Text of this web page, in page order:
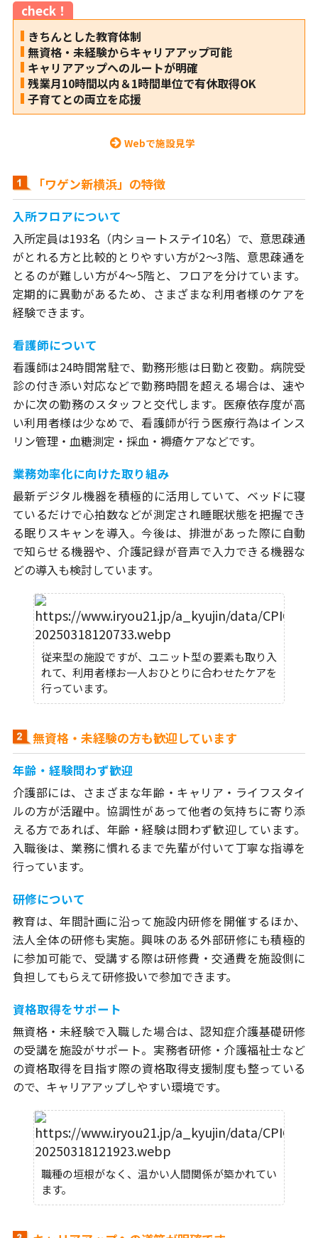
check！
きちんとした教育体制
無資格・未経験からキャリアアップ可能
キャリアアップへのルートが明確
残業月10時間以内＆1時間単位で有休取得OK
子育てとの両立を応援
Webで施設見学
「ワゲン新横浜」の特徴
入所フロアについて
入所定員は193名（内ショートステイ10名）で、意思疎通
がとれる方と比較的とりやすい方が2～3階、意思疎通を
とるのが難しい方が4～5階と、フロアを分けています。
定期的に異動があるため、さまざまな利用者様のケアを
経験できます。
看護師について
看護師は24時間常駐で、勤務形態は日勤と夜勤。病院受
診の付き添い対応などで勤務時間を超える場合は、速や
かに次の勤務のスタッフと交代します。医療依存度が高
い利用者様は少なめで、看護師が行う医療行為はインス
リン管理・血糖測定・採血・褥瘡ケアなどです。
業務効率化に向けた取り組み
最新デジタル機器を積極的に活用していて、ベッドに寝
ているだけで心拍数などが測定され睡眠状態を把握でき
る眠りスキャンを導入。今後は、排泄があった際に自動
で知らせる機器や、介護記録が音声で入力できる機器な
どの導入も検討しています。
従来型の施設ですが、ユニット型の要素も取り入
れて、利用者様お一人おひとりに合わせたケアを
行っています。
無資格・未経験の方も歓迎しています
年齢・経験問わず歓迎
介護部には、さまざまな年齢・キャリア・ライフスタイ
ルの方が活躍中。協調性があって他者の気持ちに寄り添
える方であれば、年齢・経験は問わず歓迎しています。
入職後は、業務に慣れるまで先輩が付いて丁寧な指導を
行っています。
研修について
教育は、年間計画に沿って施設内研修を開催するほか、
法人全体の研修も実施。興味のある外部研修にも積極的
に参加可能で、受講する際は研修費・交通費を施設側に
負担してもらえて研修扱いで参加できます。
資格取得をサポート
無資格・未経験で入職した場合は、認知症介護基礎研修
の受講を施設がサポート。実務者研修・介護福祉士など
の資格取得を目指す際の資格取得支援制度も整っている
ので、キャリアアップしやすい環境です。
職種の垣根がなく、温かい人間関係が築かれてい
ます。